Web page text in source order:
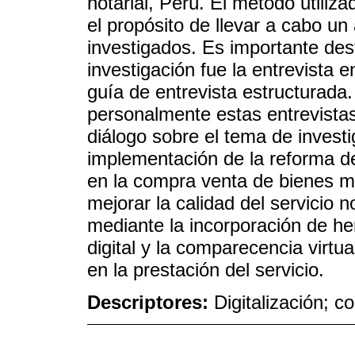
el propósito de llevar a cabo
investigados. Es importante
investigación fue la entrevista
guía de entrevista
personalmente estas
diálogo sobre el tema de
implementación de la reforma
en la compra venta de bienes
mejorar la calidad del servicio
mediante la incorporación de
digital y la comparecencia
en la prestación del servicio.
Descriptores: Digitalización;